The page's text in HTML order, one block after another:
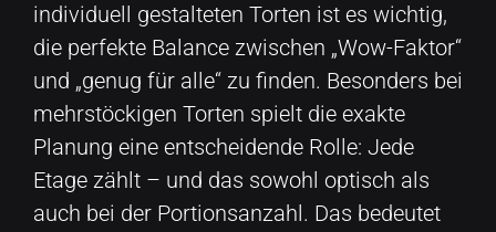
individuell gestalteten Torten ist es wichtig,
die perfekte Balance zwischen „Wow-Faktor“
und „genug für alle“ zu finden. Besonders bei
mehrstöckigen Torten spielt die exakte
Planung eine entscheidende Rolle: Jede
Etage zählt – und das sowohl optisch als
auch bei der Portionsanzahl. Das bedeutet